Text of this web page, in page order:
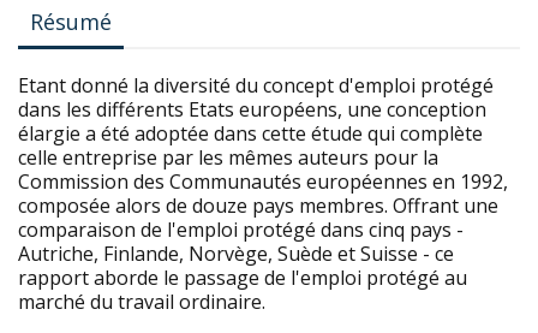
Résumé
Etant donné la diversité du concept d'emploi protégé
dans les différents Etats européens, une conception
élargie a été adoptée dans cette étude qui complète
celle entreprise par les mêmes auteurs pour la
Commission des Communautés européennes en 1992,
composée alors de douze pays membres. Offrant une
comparaison de l'emploi protégé dans cinq pays -
Autriche, Finlande, Norvège, Suède et Suisse - ce
rapport aborde le passage de l'emploi protégé au
marché du travail ordinaire.